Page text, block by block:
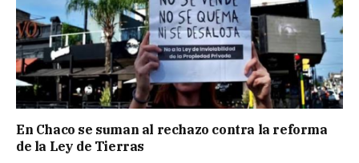
En Chaco se suman al rechazo contra la reforma
de la Ley de Tierras